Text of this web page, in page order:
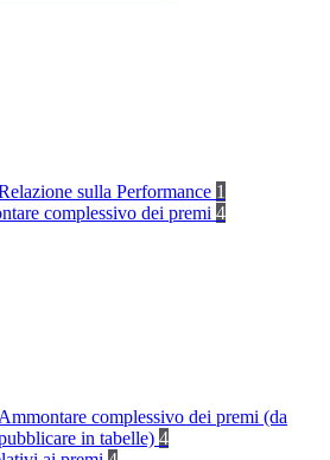
sulla Performance 1
complessivo dei premi 4
Ammontare complessivo dei premi (da
in tabelle) 4